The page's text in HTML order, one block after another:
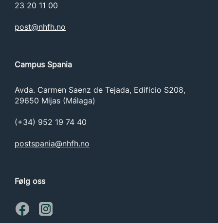
23 20 11 00
post@nhfh.no
Campus Spania
Avda. Carmen Saenz de Tejada, Edificio S208,
29650 Mijas (Málaga)
(+34) 952 19 74 40
postspania@nhfh.no
Følg oss